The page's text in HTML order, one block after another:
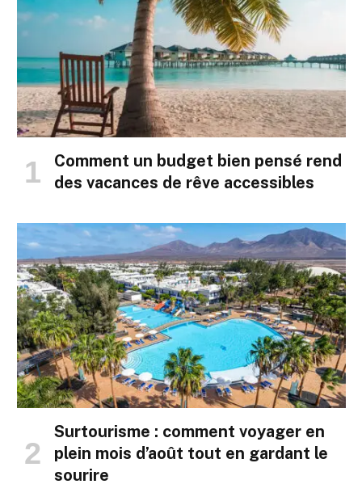
Comment un budget bien pensé rend
des vacances de rêve accessibles
Surtourisme : comment voyager en
plein mois d’août tout en gardant le
sourire